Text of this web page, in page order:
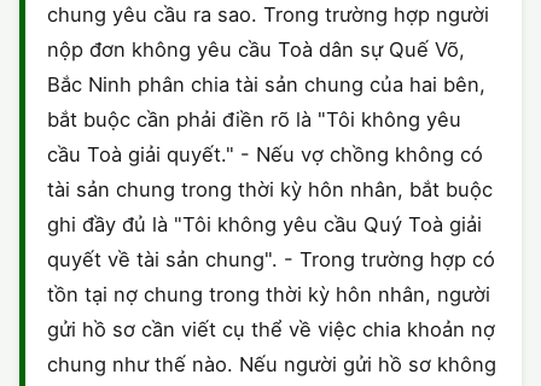
chung yêu cầu ra sao. Trong trường hợp người
nộp đơn không yêu cầu Toà dân sự Quế Võ,
Bắc Ninh phân chia tài sản chung của hai bên,
bắt buộc cần phải điền rõ là "Tôi không yêu
cầu Toà giải quyết." - Nếu vợ chồng không có
tài sản chung trong thời kỳ hôn nhân, bắt buộc
ghi đầy đủ là "Tôi không yêu cầu Quý Toà giải
quyết về tài sản chung". - Trong trường hợp có
tồn tại nợ chung trong thời kỳ hôn nhân, người
gửi hồ sơ cần viết cụ thể về việc chia khoản nợ
chung như thế nào. Nếu người gửi hồ sơ không